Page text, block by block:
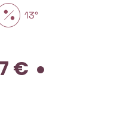
13°
€
750 ml quantità